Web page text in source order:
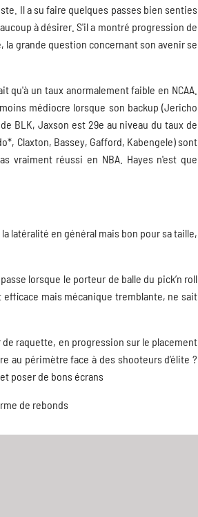
Il a su faire quelques passes bien senties
à désirer. S'il a montré progression de
la grande question concernant son avenir se
un taux anormalement faible en NCAA.
médiocre lorsque son backup (Jericho
BLK, Jaxson est 29e au niveau du taux de
Claxton, Bassey, Gafford, Kabengele) sont
vraiment réussi en NBA. Hayes n'est que
latéralité en général mais bon pour sa taille,
lorsque le porteur de balle du pick’n roll
mais mécanique tremblante, ne sait
raquette, en progression sur le placement
au périmètre face à des shooteurs d’élite ?
poser de bons écrans
de rebonds